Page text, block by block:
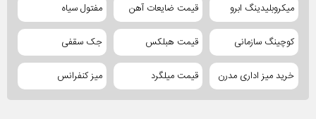
میکروبلیدینگ ابرو قیمت ضایعات آهن مفتول سیاه
کوچینگ سازمانی قیمت هبلکس جک سقفی
خرید میز اداری مدرن قیمت میلگرد میز کنفرانس